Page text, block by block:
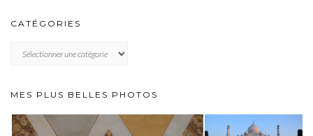
CATÉGORIES
MES PLUS BELLES PHOTOS